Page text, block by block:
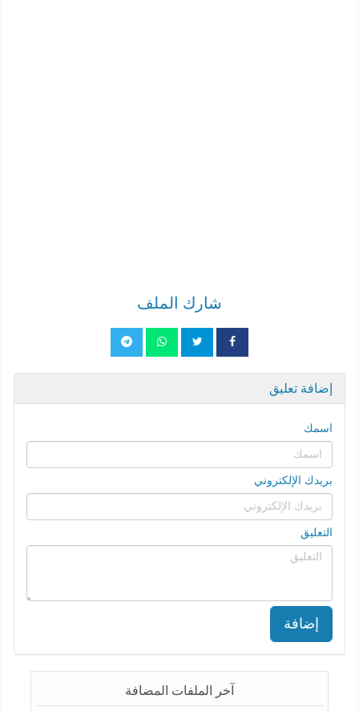
شارك الملف
إضافة تعليق
اسمك
بريدك الإلكتروني
التعليق
إضافة
آخر الملفات المضافة